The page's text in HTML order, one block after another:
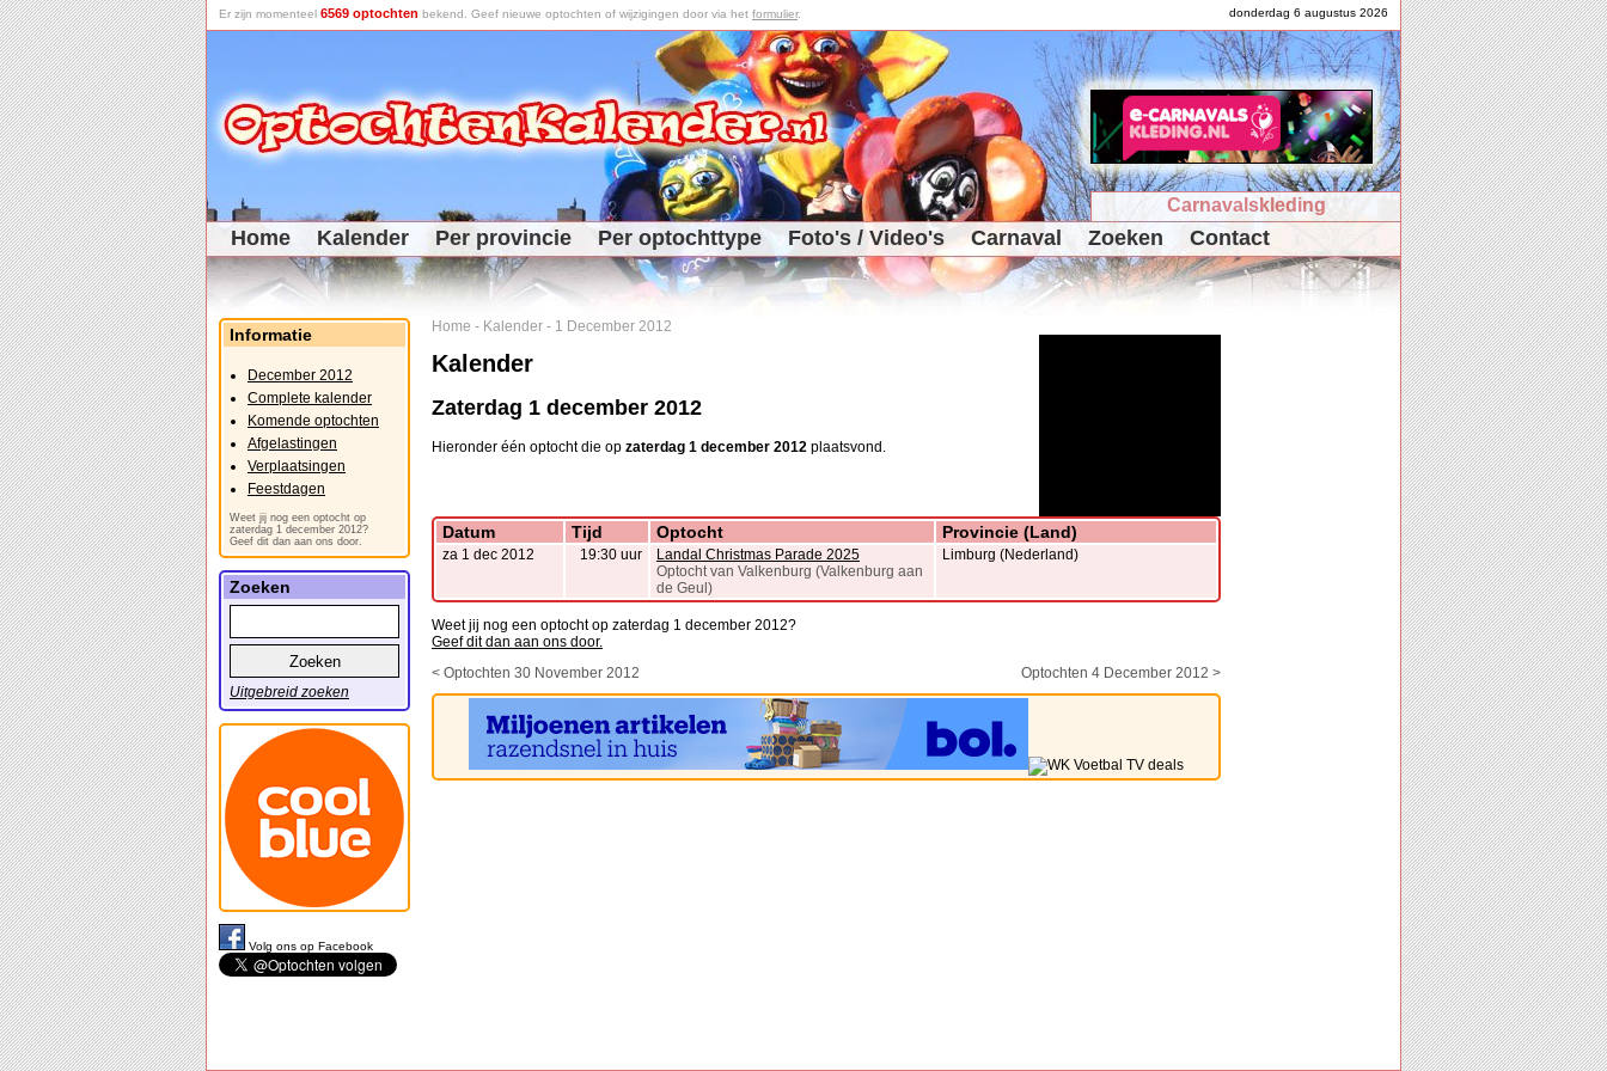
donderdag 6 augustus 2026
Er zijn momenteel 6569 optochten bekend. Geef nieuwe optochten of wijzigingen door via het formulier.
Carnavalskleding
Home Kalender Per provincie Per optochttype Foto's / Video's Carnaval Zoeken Contact
Home - Kalender - 1 December 2012
Kalender
Zaterdag 1 december 2012
Hieronder één optocht die op zaterdag 1 december 2012 plaatsvond.
Datum Tijd Optocht Provincie (Land)
za 1 dec 2012 19:30 uur
Landal Christmas Parade 2025
Optocht van Valkenburg (Valkenburg aan
de Geul)
Limburg (Nederland)
Weet jij nog een optocht op zaterdag 1 december 2012?
Geef dit dan aan ons door.
< Optochten 30 November 2012
Optochten 4 December 2012 >
Informatie
December 2012
Complete kalender
Komende optochten
Afgelastingen
Verplaatsingen
Feestdagen
Weet jij nog een optocht op
zaterdag 1 december 2012?
Geef dit dan aan ons door.
Zoeken
Uitgebreid zoeken
Volg ons op Facebook